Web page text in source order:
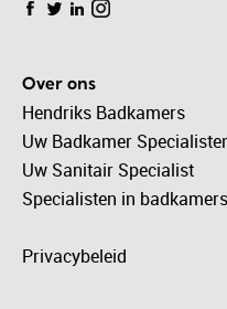
Over ons
Hendriks Badkamers
Uw Badkamer
Uw Sanitair Specialist
Specialisten in badkamers
Privacybeleid